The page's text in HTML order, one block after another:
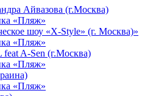
Айвазова (г.Москва)
«Пляж»
шоу «X-Style» (г. Москва)»
«Пляж»
feat A-Sen (г.Москва)
«Пляж»
«Пляж»